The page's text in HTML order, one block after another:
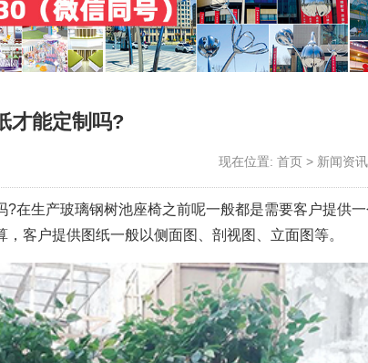
才能定制吗?
现在位置: 首页 > 新闻资讯
?在生产玻璃钢树池座椅之前呢一般都是需要客户提供
客户提供图纸一般以侧面图、剖视图、立面图等。